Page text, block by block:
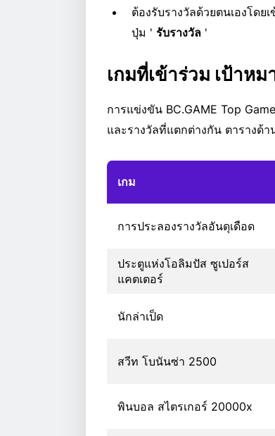
ต้องรับรางวัลด้วยตนเองโด
ปุ่ม ' รับรางวัล '
เกมที่เข้าร่วม เป้าห
การแข่งขัน BC.GAME Top
และรางวัลที่แตกต่างกัน ตารางด้
เกม
การประลองรางวัลอันดุเดือด
ประตูแห่งโอลิมปัส ซูเปอร์ส
แคตเตอร์
นักล่าเป็ด
สวีท โบนันซ่า 2500
พินบอล สไตรเกอร์ 20000x